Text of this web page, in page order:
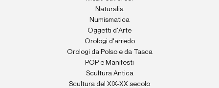
Naturalia
Numismatica
Oggetti d'Arte
Orologi d'arredo
Orologi da Polso e da Tasca
POP e Manifesti
Scultura Antica
Scultura del XIX-XX secolo